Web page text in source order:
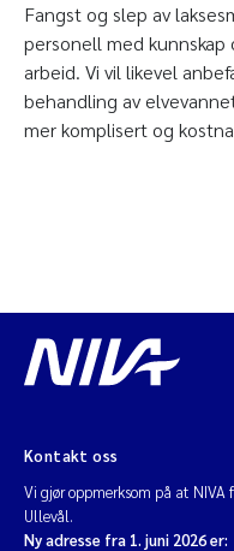
Fangst og slep av
personell med
arbeid. Vi vil likevel
behandling av
mer komplisert og
Kontakt oss
Vi gjør oppmerksom på at
Ullevål.
Ny adresse fra 1. juni 2026 er: